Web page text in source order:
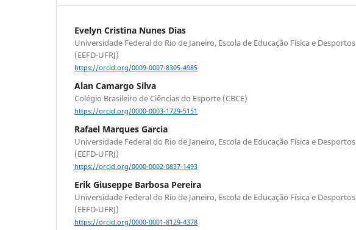
Evelyn Cristina Nunes Dias
Universidade Federal do Rio de Janeiro, Escola de Educação Física e Desportos
(EEFD-UFRJ)
https://orcid.org/0009-0007-8305-4985
Alan Camargo Silva
Colégio Brasileiro de Ciências do Esporte (CBCE)
https://orcid.org/0000-0003-1729-5151
Rafael Marques Garcia
Universidade Federal do Rio de Janeiro, Escola de Educação Física e Desportos
(EEFD-UFRJ)
https://orcid.org/0000-0002-0837-1493
Erik Giuseppe Barbosa Pereira
Universidade Federal do Rio de Janeiro, Escola de Educação Física e Desportos
(EEFD-UFRJ)
https://orcid.org/0000-0001-8129-4378